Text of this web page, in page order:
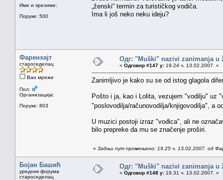
Име и презиме:
Поруке: 500
„ženski“ termin za turističkog vodiča.
Ima li još neko neku ideju?
Фаренхајт
староседелац
Ван мреже
Пол:
Организација:
Поруке: 803
Одг: "Muški" nazivi zanimanja u
« Одговор #147 у: 19.24 ч. 13.02.2007. »
Zanimljivo je kako su se od istog glagola
Pošto i ja, kao i Lolita, vezujem "vodilju" uz
"poslovodilja/računovodilja/knjigovodilja", a
U muzici postoji izraz "vođica", ali ne
bilo prepreke da mu se značenje proširi.
« Задњи пут промењено: 19.25 ч. 13.02.2007. од
Бојан Башић
уредник форума
староседелац
Одг: "Muški" nazivi zanimanja u
« Одговор #148 у: 19.31 ч. 13.02.2007. »